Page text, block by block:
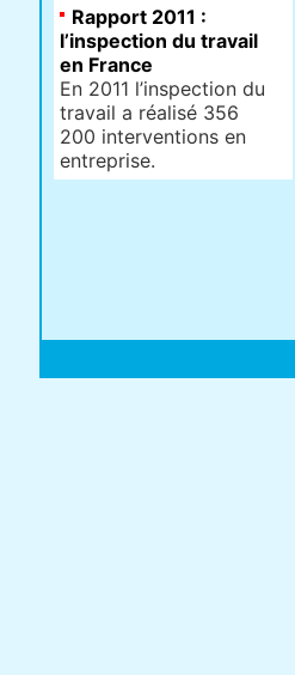
Rapport 2011 :
l’inspection du travail
en France
En 2011 l’inspection du
travail a réalisé 356
200 interventions en
entreprise.